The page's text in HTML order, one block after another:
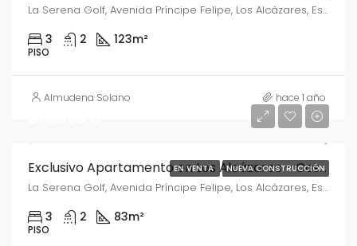
La Serena Golf, Avenida Príncipe Felipe, Los Alcázares, España
3 2 123m²
PISO
Almudena Solano hace 1 año
EN VENTA NUEVA CONSTRUCCIÓNExclusivo Apartamento en Los Alcázares – Costa Cálida
La Serena Golf, Avenida Príncipe Felipe, Los Alcázares, España
3 2 83m²
PISO